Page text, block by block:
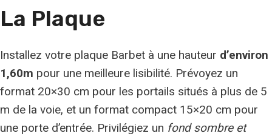
La Plaque
Installez votre plaque Barbet à une hauteur d’environ
1,60m pour une meilleure lisibilité. Prévoyez un
format 20×30 cm pour les portails situés à plus de 5
m de la voie, et un format compact 15×20 cm pour
une porte d’entrée. Privilégiez un fond sombre et